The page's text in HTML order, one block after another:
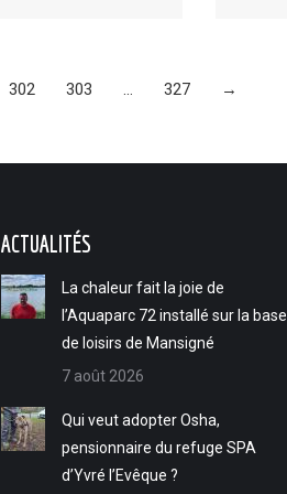
302 303 … 327 →
ACTUALITÉS
La chaleur fait la joie de
l’Aquaparc 72 installé sur la base
de loisirs de Mansigné
7 août 2026
Qui veut adopter Osha,
pensionnaire du refuge SPA
d’Yvré l’Evêque ?